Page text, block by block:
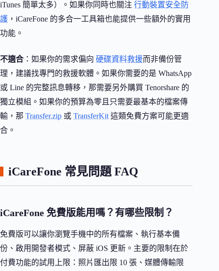
iTunes 簡單太多）。如果你同時也關注 行動裝置安全防
護 ，iCareFone 的多合一工具箱也能提供一些額外的實用
功能。
不適合 ：如果你的需求偏向 硬碟資料救援而非備份管
理，建議找專門的救援軟體。如果你需要的是 WhatsApp
或 Line 的完整訊息轉移，那需要另外購買 Tenorshare 的
獨立模組。如果你的預算為零且只需要最基本的檔案傳
輸，那 Transfer.zip 或 TransferKit 這類免費方案可能更適
合。
iCareFone 常見問題 FAQ
iCareFone 免費版能用嗎？有哪些限制？
免費版可以讓你瀏覽手機中的所有檔案、執行基本備
份、啟用開發者模式、屏蔽 iOS 更新。主要的限制在於
付費功能的試用上限：照片匯出限 10 張、媒體傳輸限